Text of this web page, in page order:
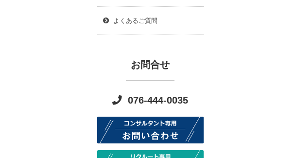
よくあるご質問
お問合せ
076-444-0035